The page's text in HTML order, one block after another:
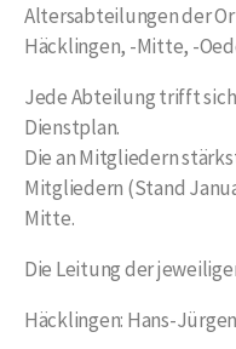
Altersabteilungen der
Häcklingen, -Mitte, -
Jede Abteilung trifft
Dienstplan.
Die an Mitgliedern
Mitgliedern (Stand
Mitte.
Die Leitung der
Häcklingen: Hans-